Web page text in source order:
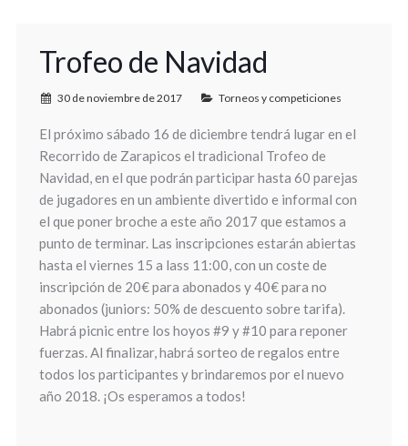
Trofeo de Navidad
30 de noviembre de 2017 Torneos y competiciones
El próximo sábado 16 de diciembre tendrá lugar en el
Recorrido de Zarapicos el tradicional Trofeo de
Navidad, en el que podrán participar hasta 60 parejas
de jugadores en un ambiente divertido e informal con
el que poner broche a este año 2017 que estamos a
punto de terminar. Las inscripciones estarán abiertas
hasta el viernes 15 a lass 11:00, con un coste de
inscripción de 20€ para abonados y 40€ para no
abonados (juniors: 50% de descuento sobre tarifa).
Habrá picnic entre los hoyos #9 y #10 para reponer
fuerzas. Al finalizar, habrá sorteo de regalos entre
todos los participantes y brindaremos por el nuevo
año 2018. ¡Os esperamos a todos!